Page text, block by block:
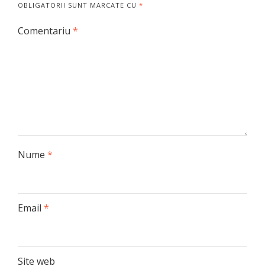
OBLIGATORII SUNT MARCATE CU *
Comentariu *
Nume *
Email *
Site web